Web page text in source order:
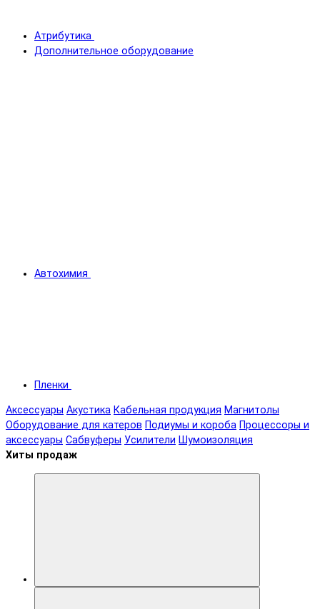
Атрибутика
Дополнительное оборудование
Автохимия
Пленки
Аксессуары Акустика Кабельная продукция Магнитолы
Оборудование для катеров Подиумы и короба Процессоры и
аксессуары Сабвуферы Усилители Шумоизоляция
Хиты продаж